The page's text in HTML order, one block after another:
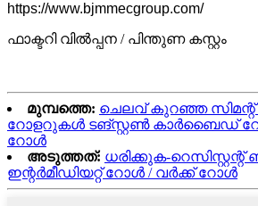
https://www.bjmmecgroup.com/
ഫാക്ടറി വിൽപ്പന / പിന്തുണ കസ്റ്റം
മുമ്പത്തെ: ചെലവ് കുറഞ്ഞ
റോളറുകൾ ടങ്സ്റ്റൺ കാർബൈഡ് റോൾ
റോൾ
അടുത്തത്: ധരിക്കുക-റെസിസ്റ്റന്റ്
ഇന്റർമീഡിയറ്റ് റോൾ / വർക്ക് റോൾ